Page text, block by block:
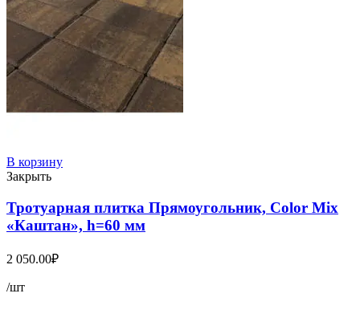
В корзину
Закрыть
Тротуарная плитка Прямоугольник, Color Mix
«Каштан», h=60 мм
2 050.00₽
/шт